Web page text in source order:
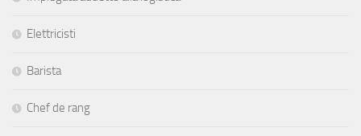
Elettricisti
Barista
Chef de rang